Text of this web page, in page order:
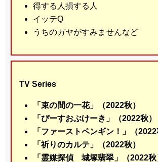
得する人損する人
イッテQ
うちのガヤがすみませんなど
TV Series
「束の間の一花」（2022秋）
「ぴーすおぶけーき」（2022秋）
「ファーストペンギン！」（2022
「祈りのカルテ」（2022秋）
「霊媒探偵 城塚翡翠」（2022秋